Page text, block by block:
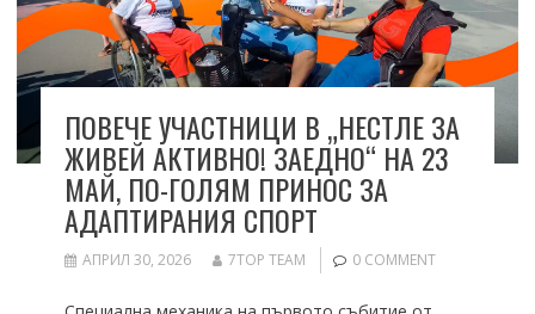
ПОВЕЧЕ УЧАСТНИЦИ В „НЕСТЛЕ ЗА
ЖИВЕЙ АКТИВНО! ЗАЕДНО“ НА 23
МАЙ, ПО-ГОЛЯМ ПРИНОС ЗА
АДАПТИРАНИЯ СПОРТ
АПРИЛ 30, 2026 7TOP TEAM 0 COMMENT